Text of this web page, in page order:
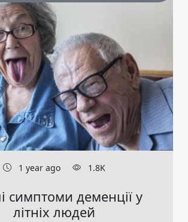
1 year ago 1.8K
симптоми деменції у
літніх людей